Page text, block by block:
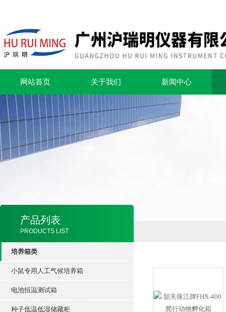
网站首页 关于我们 新闻中心
产品列表
PRODUCTS LIST
培养箱类
小鼠专用人工气候培养箱
电池恒温测试箱
种子低温低湿储藏柜